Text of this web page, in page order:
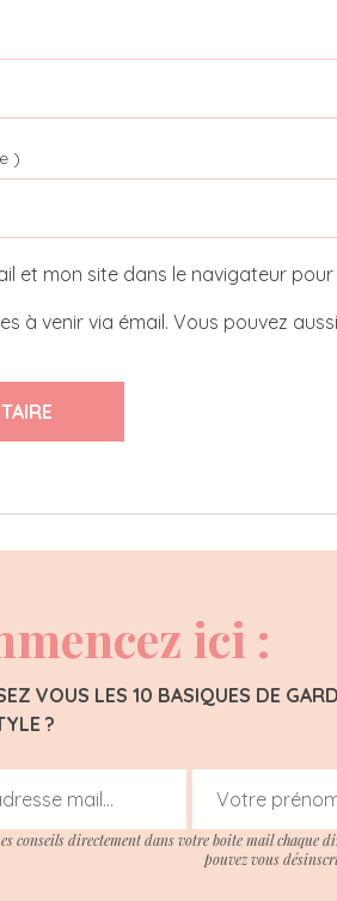
)
et mon site dans le navigateur
à venir via émail. Vous pouvez aussi
ici :
VOUS LES 10 BASIQUES DE
?
conseils directement dans votre boite mail chaque
pouvez vous